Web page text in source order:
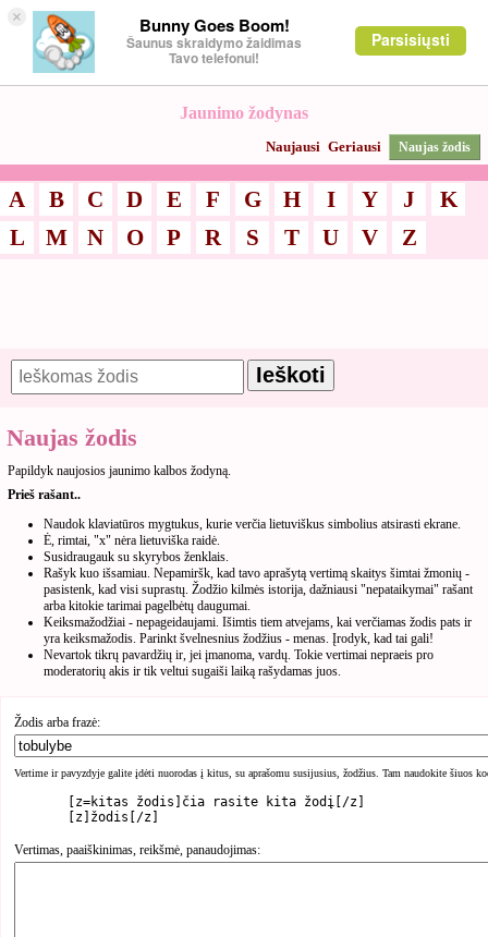
× Bunny Goes Boom!
Šaunus skraidymo žaidimas
Tavo telefonui!
Parsisiųsti
Jaunimo žodynas
Naujausi Geriausi Naujas žodis
A B C D E F G H I Y J
K
L
M N O P R S T U V Z
Naujas žodis
Papildyk naujosios jaunimo kalbos žodyną.
Prieš rašant..
Naudok klaviatūros mygtukus, kurie verčia lietuviškus simbolius atsirasti ekrane.
Ė, rimtai, "x" nėra lietuviška raidė.
Susidraugauk su skyrybos ženklais.
Rašyk kuo išsamiau. Nepamiršk, kad tavo aprašytą vertimą skaitys šimtai žmonių -
pasistenk, kad visi suprastų. Žodžio kilmės istorija, dažniausi "nepataikymai" rašant
arba kitokie tarimai pagelbėtų daugumai.
Keiksmažodžiai - nepageidaujami. Išimtis tiem atvejams, kai verčiamas žodis pats ir
yra keiksmažodis. Parinkt švelnesnius žodžius - menas. Įrodyk, kad tai gali!
Nevartok tikrų pavardžių ir, jei įmanoma, vardų. Tokie vertimai nepraeis pro
moderatorių akis ir tik veltui sugaiši laiką rašydamas juos.
Žodis arba frazė:
Vertime ir pavyzdyje galite įdėti nuorodas į kitus, su aprašomu susijusius, žodžius. Tam naudokite šiuos
Vertimas, paaiškinimas, reikšmė, panaudojimas: